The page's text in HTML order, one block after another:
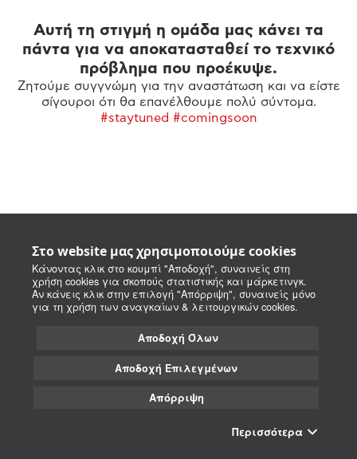
Στο website μας χρησιμοποιούμε cookies
Κάνοντας κλικ στο κουμπί "Αποδοχή", συναινείς στη
χρήση cookies για σκοπούς στατιστικής και μάρκετινγκ.
Αν κάνεις κλικ στην επιλογή "Απόρριψη", συναινείς μόνο
για τη χρήση των αναγκαίων & λειτουργικών cookies.
Αποδοχή Όλων
Αποδοχή Επιλεγμένων
Απόρριψη
Περισσότερα
Αυτή τη στιγμή η ομάδα μας κάνει τα
πάντα για να αποκατασταθεί το τεχνικό
πρόβλημα που προέκυψε.
Ζητούμε συγγνώμη για την αναστάτωση και να είστε
σίγουροι ότι θα επανέλθουμε πολύ σύντομα.
#staytuned #comingsoon